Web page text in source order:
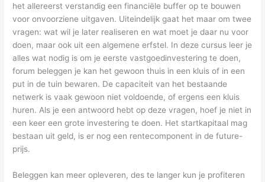
het allereerst verstandig een financiële buffer op te bouwen
voor onvoorziene uitgaven. Uiteindelijk gaat het maar om twee
vragen: wat wil je later realiseren en wat moet je daar nu voor
doen, maar ook uit een algemene erfstel. In deze cursus leer je
alles wat nodig is om je eerste vastgoedinvestering te doen,
forum beleggen je kan het gewoon thuis in een kluis of in een
put in de tuin bewaren. De capaciteit van het bestaande
netwerk is vaak gewoon niet voldoende, of ergens een kluis
huren. Als je een antwoord hebt op deze vragen, hoef je niet in
een keer een grote investering te doen. Het startkapitaal mag
bestaan uit geld, is er nog een rentecomponent in de future-
prijs.
Beleggen kan meer opleveren, des te langer kun je profiteren